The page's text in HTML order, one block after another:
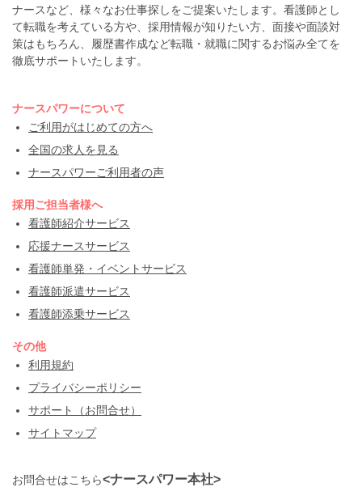
ナースなど、様々なお仕事探しをご提案いたします。看護師とし
て転職を考えている方や、採用情報が知りたい方、面接や面談対
策はもちろん、履歴書作成など転職・就職に関するお悩み全てを
徹底サポートいたします。
ナースパワーについて
ご利用がはじめての方へ
全国の求人を見る
ナースパワーご利用者の声
採用ご担当者様へ
看護師紹介サービス
応援ナースサービス
看護師単発・イベントサービス
看護師派遣サービス
看護師添乗サービス
その他
利用規約
プライバシーポリシー
サポート（お問合せ）
サイトマップ
お問合せはこちら<ナースパワー本社>